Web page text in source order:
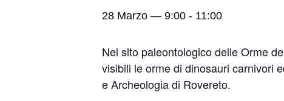
28 Marzo — 9:00 - 11:00
Nel sito paleontologico delle Orme
visibili le orme di dinosauri carnivori
e Archeologia di Rovereto.